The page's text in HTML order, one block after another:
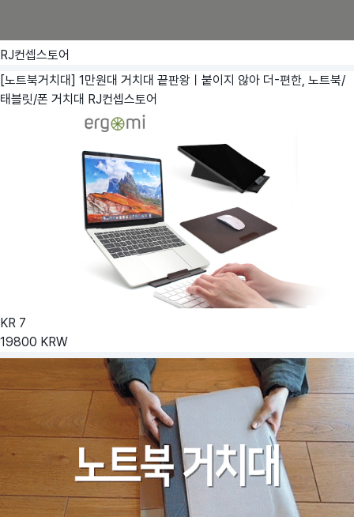
RJ컨셉스토어
[노트북거치대] 1만원대 거치대 끝판왕ㅣ붙이지 않아 더-편한, 노트북/
태블릿/폰 거치대 RJ컨셉스토어
KR 7
19800 KRW